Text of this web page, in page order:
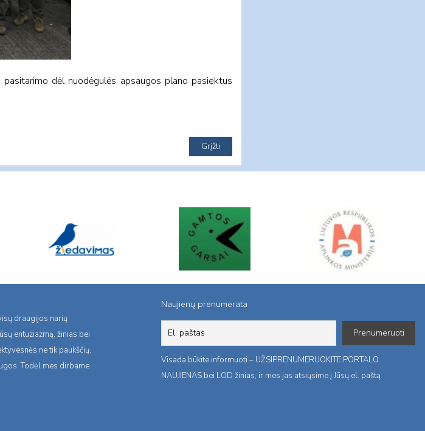
dėl nuodėgulės apsaugos plano pasiektus
draugijos narių
entuziazmą, žinias bei
ne tik paukščių,
Todėl mes dirbame
Naujienų prenumerata
Visada būkite informuoti – UŽSIPRENUMERUOKITE PORTALO
NAUJIENAS bei LOD žinias, ir mes jas atsiųsime į Jūsų el. paštą.